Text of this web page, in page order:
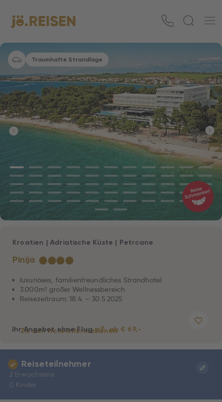
Traumhafte Strandlage
Pinija ★★★★
Kroatien | Adriatische Küste | Petrcane
luxuriöses, familienfreundliches Strandhotel
3.000m² großer Wellnessbereich
Reisezeitraum: 18.4. – 30.5.2025
Zu den Hotelinformationen
Ihr Angebot ohne Flugp.P. ab € 69,-
Reiseteilnehmer
2 Erwachsene
0 Kinder